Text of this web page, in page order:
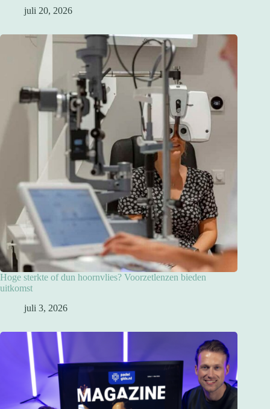
juli 20, 2026
Hoge sterkte of dun hoornvlies? Voorzetlenzen bieden
uitkomst
juli 3, 2026